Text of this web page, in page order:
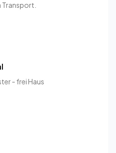
- frei Haus